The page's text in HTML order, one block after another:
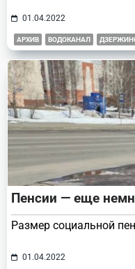
01.04.2022
АРХИВ ВОДОКАНАЛ
Пенсии — еще
Размер социальной
01.04.2022